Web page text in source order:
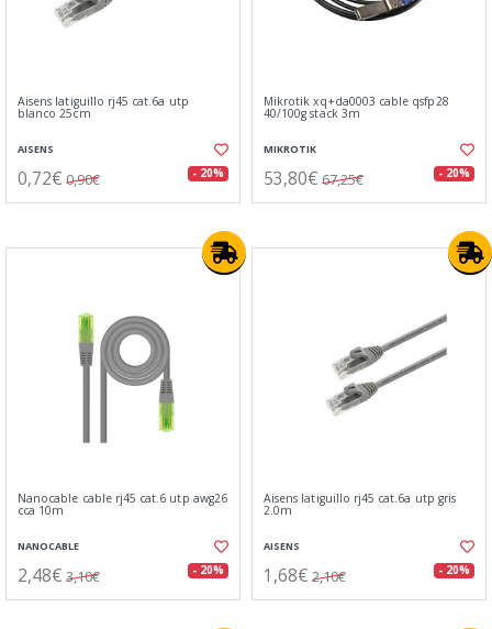
Aisens latiguillo rj45 cat.6a utp
blanco 25cm
AISENS
0,72€ 0,90€ - 20%
Mikrotik xq+da0003 cable qsfp28
40/100g stack 3m
MIKROTIK
53,80€ 67,25€ - 20%
Nanocable cable rj45 cat.6 utp awg26
cca 10m
NANOCABLE
2,48€ 3,10€ - 20%
Aisens latiguillo rj45 cat.6a utp gris
2.0m
AISENS
1,68€ 2,10€ - 20%